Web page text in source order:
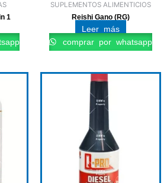
1
SUPLEMENTOS ALIMENTICIOS
Reishi Gano (RG)
Leer más
comprar por whatsapp